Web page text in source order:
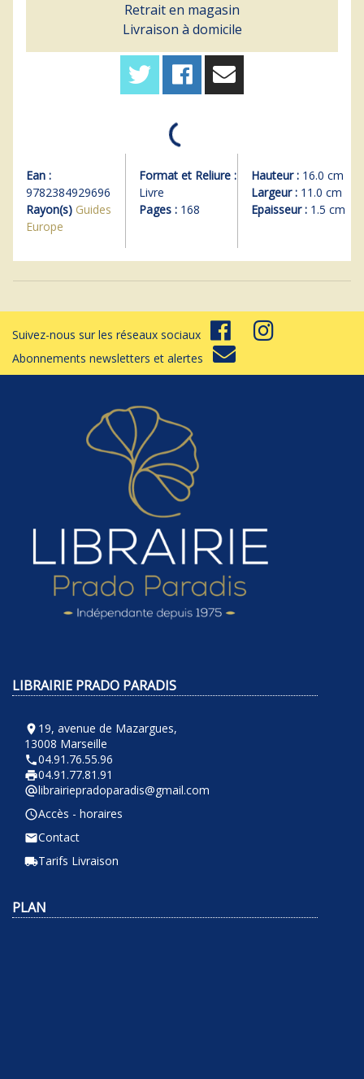
Retrait en magasin
Livraison à domicile
Ean :
9782384929696
Rayon(s) Guides
Europe
Format et Reliure :
Livre
Pages :168
Hauteur : 16.0 cm
Largeur : 11.0 cm
Epaisseur : 1.5 cm
Suivez-nous sur les réseaux sociaux
Abonnements newsletters et alertes
LIBRAIRIE PRADO PARADIS
room 19, avenue de Mazargues,
13008 Marseille
phone04.91.76.55.96
local_printshop04.91.77.81.91
alternate_emaillibrairiepradoparadis@gmail.com
query_builderAccès - horaires
emailContact
local_shippingTarifs Livraison
PLAN